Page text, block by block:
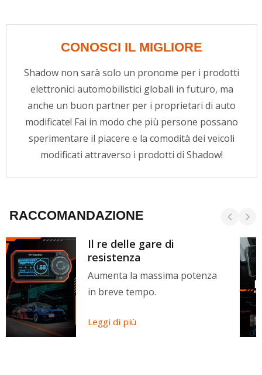
CONOSCI IL MIGLIORE
Shadow non sarà solo un pronome per i prodotti
elettronici automobilistici globali in futuro, ma
anche un buon partner per i proprietari di auto
modificate! Fai in modo che più persone possano
sperimentare il piacere e la comodità dei veicoli
modificati attraverso i prodotti di Shadow!
RACCOMANDAZIONE
Il re delle gare di
resistenza
Aumenta la massima potenza
in breve tempo.
Leggi di più